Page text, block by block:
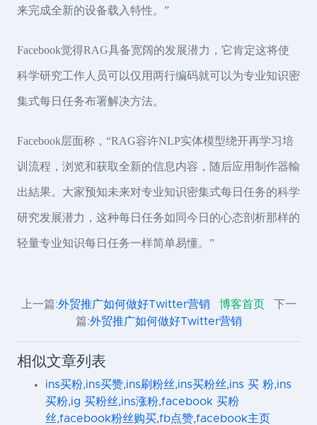
来完成全新的设备载入特性。”
Facebook觉得RAG具备宽阔的发展潜力，它肯定这将使
科学研究工作人员可以仅用两行编码就可以为专业知识密
集式每日任务布署解决方法。
Facebook层面称，“RAG容许NLP实体模型绕开再学习培
训流程，浏览和获取全新的信息内容，随后应用制作器輸
出結果。大家预知未来对专业知识密集式每日任务的科学
研究发展潜力，这种每日任务如同今日的心态剖析那样的
轻量专业知识每日任务一样简单易懂。”
上一篇:外贸推广如何做好Twitter营销 博客首页
下一
篇:外贸推广如何做好Twitter营销
相似文章列表
ins买粉,ins买赞,ins刷粉丝,ins买粉丝,ins 买 粉,ins
买粉,ig 买粉丝,ins涨粉,facebook 买粉
丝,facebook粉丝购买,fb点赞,facebook主页